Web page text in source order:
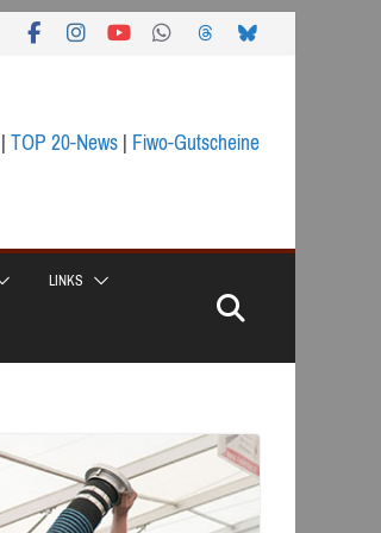
|TOP 20-News|Fiwo-Gutscheine
LINKS